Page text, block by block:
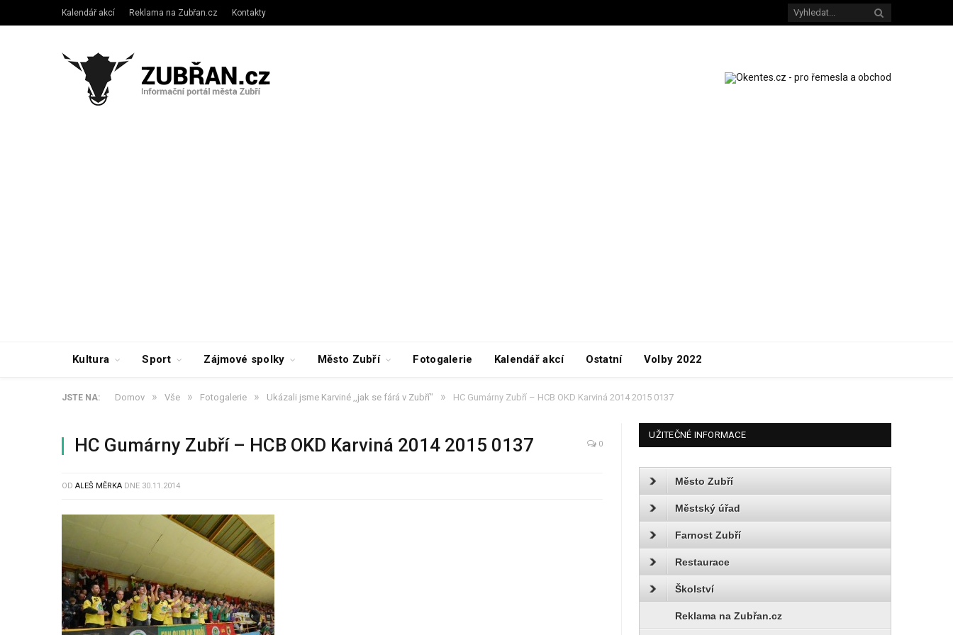
Kalendář akcí Reklama na Zubřan.cz Kontakty
Kultura Sport Zájmové spolky Město Zubří Fotogalerie Kalendář akcí Ostatní Volby 2022
JSTE NA: Domov » Vše » Fotogalerie » Ukázali jsme Karviné ,,jak se fárá v Zubří" » HC Gumárny Zubří – HCB OKD Karviná 2014 2015 0137
HC Gumárny Zubří – HCB OKD Karviná 2014 2015 0137 0
OD ALEŠ MĚRKA DNE 30.11.2014
UŽITEČNÉ INFORMACE
Město Zubří
Městský úřad
Farnost Zubří
Restaurace
Školství
Reklama na Zubřan.cz